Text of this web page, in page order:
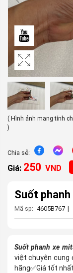
( Hình ảnh mang tính
)
Chia sẻ:
Giá: 250 VND
Suốt
Mã sp: 4605B767 |
Suốt phanh xe
việt chuyên cung
hãng✅Giá tốt